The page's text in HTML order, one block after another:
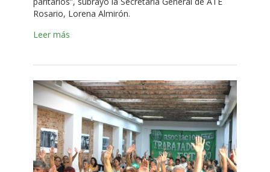
Rosario, Lorena Almirón.
Leer más